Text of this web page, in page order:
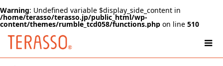
Warning: Undefined variable $display_side_content in
/home/terasso/terasso.jp/public_html/wp-
content/themes/rumble_tcd058/functions.php on line 510